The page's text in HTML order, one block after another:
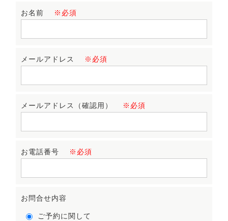
お名前 ※必須
メールアドレス ※必須
メールアドレス（確認用） ※必須
お電話番号 ※必須
お問合せ内容
ご予約に関して